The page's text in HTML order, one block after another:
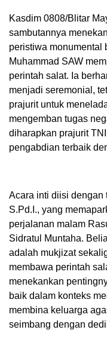
Kasdim 0808/Blitar
sambutannya
peristiwa monumental
Muhammad SAW
perintah salat. Ia
menjadi seremonial,
prajurit untuk
mengemban tugas
diharapkan prajurit
pengabdian terbaik
Acara inti diisi dengan
S.Pd.I., yang
perjalanan malam
Sidratul Muntaha.
adalah mukjizat
membawa perintah
menekankan
baik dalam konteks
membina keluarga
seimbang dengan